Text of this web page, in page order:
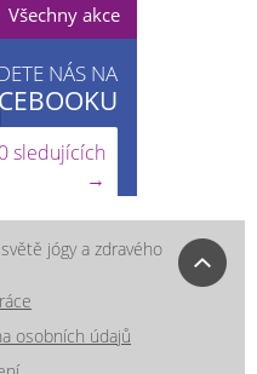
Všechny akce
NÁS NA
sledujících
→
jógy a zdravého
osobních údajů